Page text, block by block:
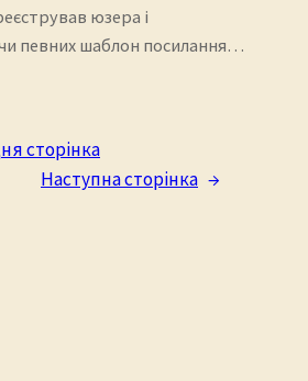
юзера і
певних шаблон посилання…
сторінка
Наступна сторінка →